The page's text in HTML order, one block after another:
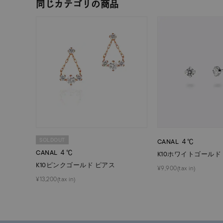
同じカテゴリの商品
SOLDOUT
CANAL ４℃
K10ピンクゴールド ピアス
¥13,200(tax in)
CANAL ４℃
K10ホワイトゴール
¥9,900(tax in)